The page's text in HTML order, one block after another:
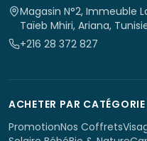
Magasin N°2, Immeuble
Taïeb Mhiri, Ariana,
+216 28 372 827
ACHETER PAR CATÉGORIE
PromotionNos Coffrets